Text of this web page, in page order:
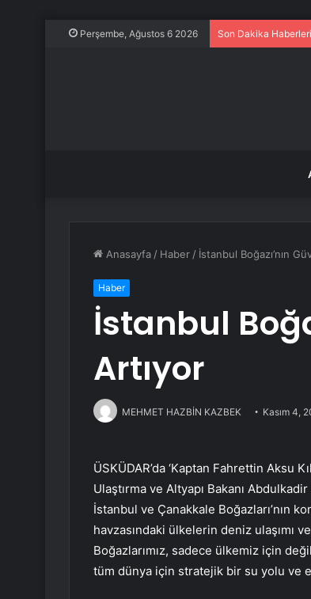
Perşembe, Ağustos 6 2026 Son Dakika Haberleri
Anasayfa / Haber / İstanbul Boğazı’nın
Haber
İstanbul
Artıyor
MEHMET HAZBİN KAZBEK Kasım 4,
ÜSKÜDAR’da ‘Kaptan Fahrettin Aksu
Ulaştırma ve Altyapı Bakanı
İstanbul ve Çanakkale Boğazları’nın
havzasındaki ülkelerin deniz ulaşımı
Boğazlarımız, sadece ülkemiz için
tüm dünya için stratejik bir su yolu ve